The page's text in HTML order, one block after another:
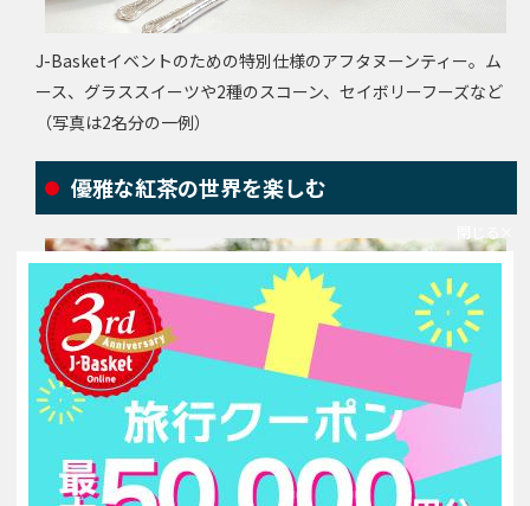
J-Basketイベントのための特別仕様のアフタヌーンティー。ム
ース、グラススイーツや2種のスコーン、セイボリーフーズなど
（写真は2名分の一例）
優雅な紅茶の世界を楽しむ